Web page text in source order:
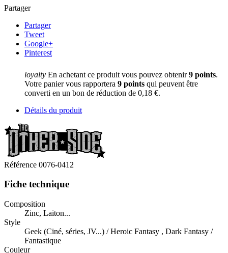
Partager
Partager
Tweet
Google+
Pinterest
loyalty En achetant ce produit vous pouvez obtenir9 points.
Votre panier vous rapportera 9 points qui peuvent être
converti en un bon de réduction de 0,18 €.
Détails du produit
Référence 0076-0412
Fiche technique
Composition
Zinc, Laiton...
Style
Geek (Ciné, séries, JV...) / Heroic Fantasy , Dark Fantasy /
Fantastique
Couleur